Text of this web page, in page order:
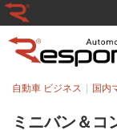
ミニバン＆コ
自動車 ビジネス 国内